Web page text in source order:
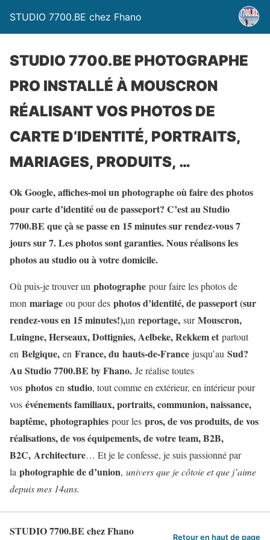
STUDIO 7700.BE chez Fhano
STUDIO 7700.BE PHOTOGRAPHE
PRO INSTALLÉ À MOUSCRON
RÉALISANT VOS PHOTOS DE
CARTE D’IDENTITÉ, PORTRAITS,
MARIAGES, PRODUITS, …
Ok Google, affiches-moi un photographe où faire des photos
pour carte d’identité ou de passeport? C’est au Studio
7700.BE que çà se passe en 15 minutes sur rendez-vous 7
jours sur 7. Les photos sont garanties. Nous réalisons les
photos au studio ou à votre domicile.
Où puis-je trouver un photographe pour faire les photos de
mon mariage ou pour des photos d’identité, de passeport (sur
rendez-vous en 15 minutes!),un reportage, surMouscron,
Luingne, Herseaux, Dottignies, Aelbeke, Rekkem et partout
en Belgique, en France, du hauts-de-France jusqu’au Sud?
Au Studio 7700.BE by Fhano. Je réalise toutes
vos photos en studio, tout comme en extérieur, en intérieur pour
vos événements familiaux, portraits, communion, naissance,
baptême, photographies pour les pros, de vos produits, de vos
réalisations, de vos équipements, de votre team, B2B,
B2C, Architecture… Et je le confesse, je suis passionné par
la photographie de d’union, univers que je côtoie et que j’aime
depuis mes 14ans.
STUDIO 7700.BE chez Fhano Retour en haut de page